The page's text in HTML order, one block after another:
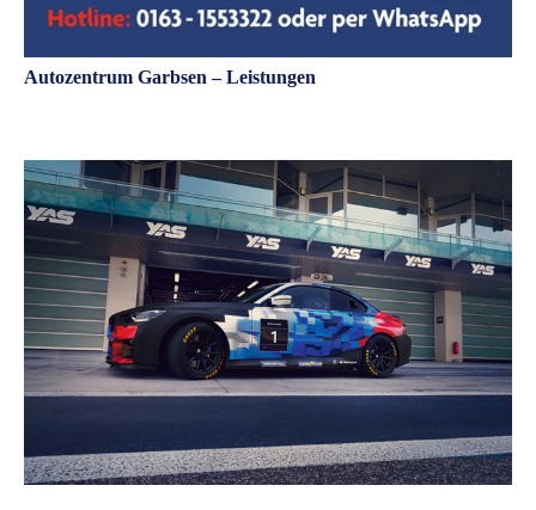
Autozentrum Garbsen – Leistungen